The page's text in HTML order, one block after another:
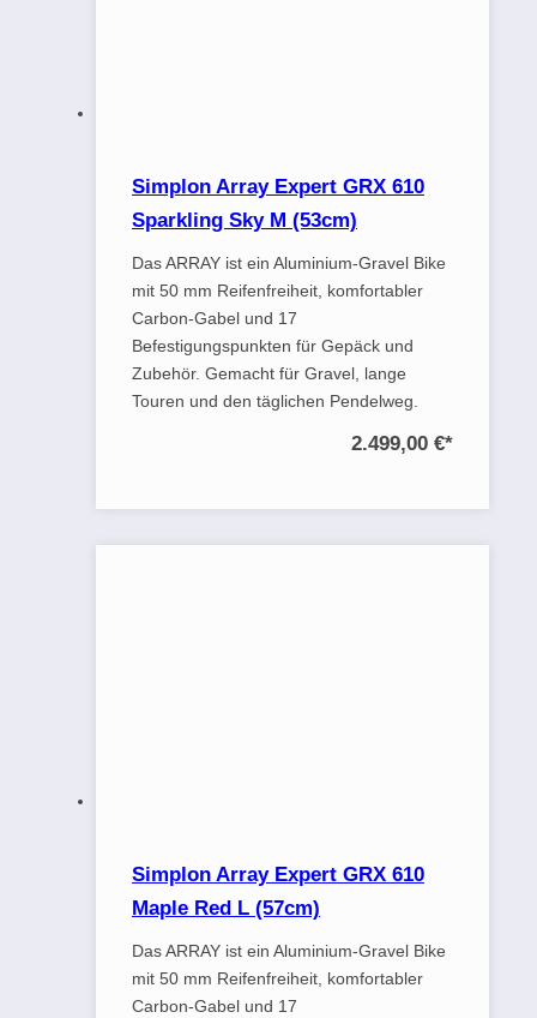
Simplon Array Expert GRX 610
Sparkling Sky M (53cm)
Das ARRAY ist ein Aluminium-Gravel Bike
mit 50 mm Reifenfreiheit, komfortabler
Carbon-Gabel und 17
Befestigungspunkten für Gepäck und
Zubehör. Gemacht für Gravel, lange
Touren und den täglichen Pendelweg.
2.499,00 €*
Simplon Array Expert GRX 610
Maple Red L (57cm)
Das ARRAY ist ein Aluminium-Gravel Bike
mit 50 mm Reifenfreiheit, komfortabler
Carbon-Gabel und 17